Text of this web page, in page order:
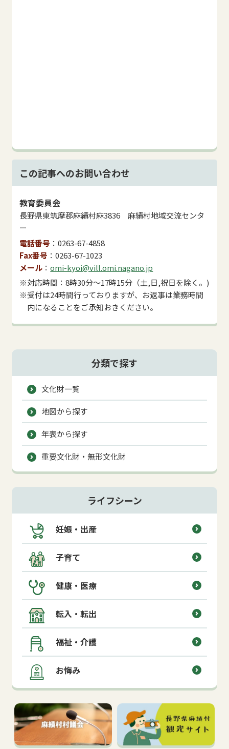
この記事へのお問い合わせ
教育委員会
長野県東筑摩郡麻績村麻3836 麻績村地域交流センタ
ー
電話番号
0263-67-4858
Fax番号
0263-67-1023
メール
omi-kyoi@vill.omi.nagano.jp
※対応時間：8時30分～17時15分（土,日,祝日を除く。)
※受付は24時間行っておりますが、お返事は業務時間
内になることをご承知おきください。
分類で探す
文化財一覧
地図から探す
年表から探す
重要文化財・無形文化財
ライフシーン
妊娠・出産
子育て
健康・医療
転入・転出
福祉・介護
お悔み